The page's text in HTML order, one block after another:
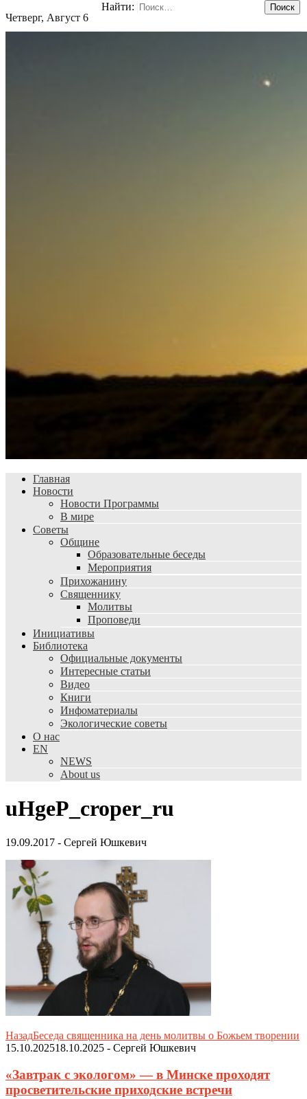
Четверг, Август 6
Найти:
Главная
Новости
Новости Программы
В мире
Советы
Общине
Образовательные беседы
Мероприятия
Прихожанину
Священнику
Молитвы
Проповеди
Инициативы
Библиотека
Официальные документы
Интересные статьи
Видео
Книги
Инфоматериалы
Экологические советы
О нас
EN
NEWS
About us
uHgeP_croper_ru
19.09.2017 - Сергей Юшкевич
НазадБеседа священника на день молитвы о Божьем творении
15.10.202518.10.2025 - Сергей Юшкевич
«Завтрак с экологом» — в Минске проходят
просветительские приходские встречи